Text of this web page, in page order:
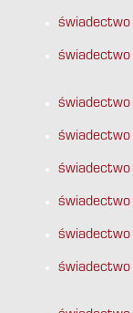
świadectwo
świadectwo
świadectwo
świadectwo
świadectwo
świadectwo
świadectwo
świadectwo